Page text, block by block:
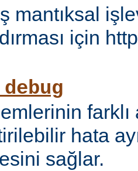
mantıksal
için
farklı
hata
sağlar.